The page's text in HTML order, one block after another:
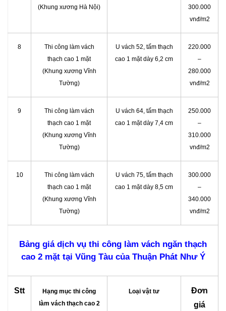
(Khung xương Hà Nội)
300.000
vnđ/m2
8
Thi công làm vách
thạch cao 1 mặt
(Khung xương Vĩnh
Tường)
U vách 52, tấm thạch
cao 1 mặt dày 6,2 cm
220.000
–
280.000
vnđ/m2
9
Thi công làm vách
thạch cao 1 mặt
(Khung xương Vĩnh
Tường)
U vách 64, tấm thạch
cao 1 mặt dày 7,4 cm
250.000
–
310.000
vnđ/m2
10
Thi công làm vách
thạch cao 1 mặt
(Khung xương Vĩnh
Tường)
U vách 75, tấm thạch
cao 1 mặt dày 8,5 cm
300.000
–
340.000
vnđ/m2
Bảng giá dịch vụ thi công làm vách ngăn thạch
cao 2 mặt tại Vũng Tàu của Thuận Phát Như Ý
Stt
Hạng mục thi công
làm vách thạch cao 2
Loại vật tư
Đơn
giá